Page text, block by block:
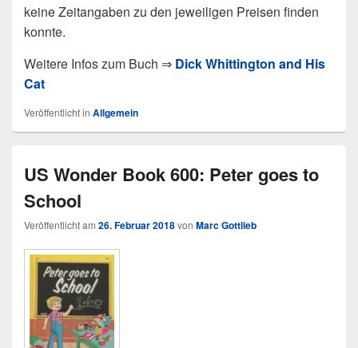
keine Zeitangaben zu den jeweiligen Preisen finden
konnte.
Weitere Infos zum Buch ⇒ Dick Whittington and His
Cat
Veröffentlicht in Allgemein
US Wonder Book 600: Peter goes to
School
Veröffentlicht am 26. Februar 2018von Marc Gottlieb